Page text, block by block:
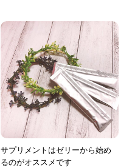
サプリメントはゼリーから始め
るのがオススメです